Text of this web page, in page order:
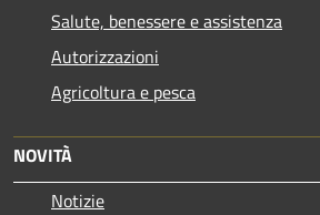
Salute, benessere e assistenza
Autorizzazioni
Agricoltura e pesca
NOVITÀ
Notizie